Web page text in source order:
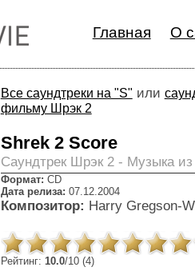
Главная О
Все саундтреки на "S" или
фильму Шрэк 2
Shrek 2 Score
Cаундтрек Шрэк 2 - Музыка
Формат: CD
Дата релиза: 07.12.2004
Композитор: Harry Gregson-
Рейтинг: 10.0/10 (4)